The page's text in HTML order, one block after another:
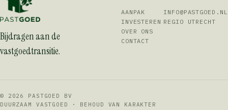
Bijdragen aan de
vastgoedtransitie.
AANPAK
INVESTEREN
OVER ONS
CONTACT
INFO@PASTGOED.NL
REGIO UTRECHT
© 2026 PASTGOED BV
DUURZAAM VASTGOED · BEHOUD VAN KARAKTER